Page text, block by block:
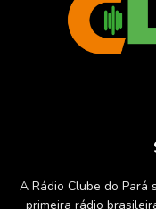
A Rádio Clube do Pará
primeira rádio